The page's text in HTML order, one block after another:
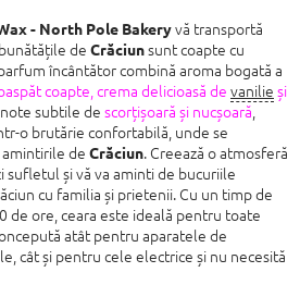
- North Pole Bakeryvă transportă
de Crăciunsunt coapte cu
încântător combină aroma bogată a
coapte, crema delicioasă de vanilie și
subtile de scorțișoară și nucșoară
o brutărie confortabilă, unde se
de Crăciun. Creează o atmosferă
sufletul și vă va aminti de bucuriile
cu familia și prietenii. Cu un timp de
de ore, ceara este ideală pentru toate
atât pentru aparatele de
cât și pentru cele electrice și nu necesită